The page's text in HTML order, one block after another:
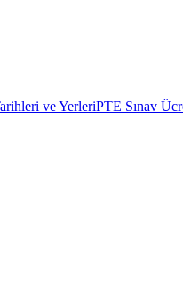
ve YerleriPTE Sınav